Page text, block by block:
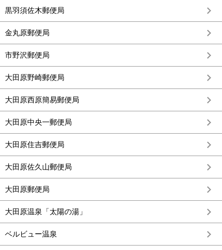
黒羽須佐木郵便局
金丸原郵便局
市野沢郵便局
大田原野崎郵便局
大田原西原簡易郵便局
大田原中央一郵便局
大田原住吉郵便局
大田原佐久山郵便局
大田原郵便局
大田原温泉「太陽の湯」
ベルビュー温泉